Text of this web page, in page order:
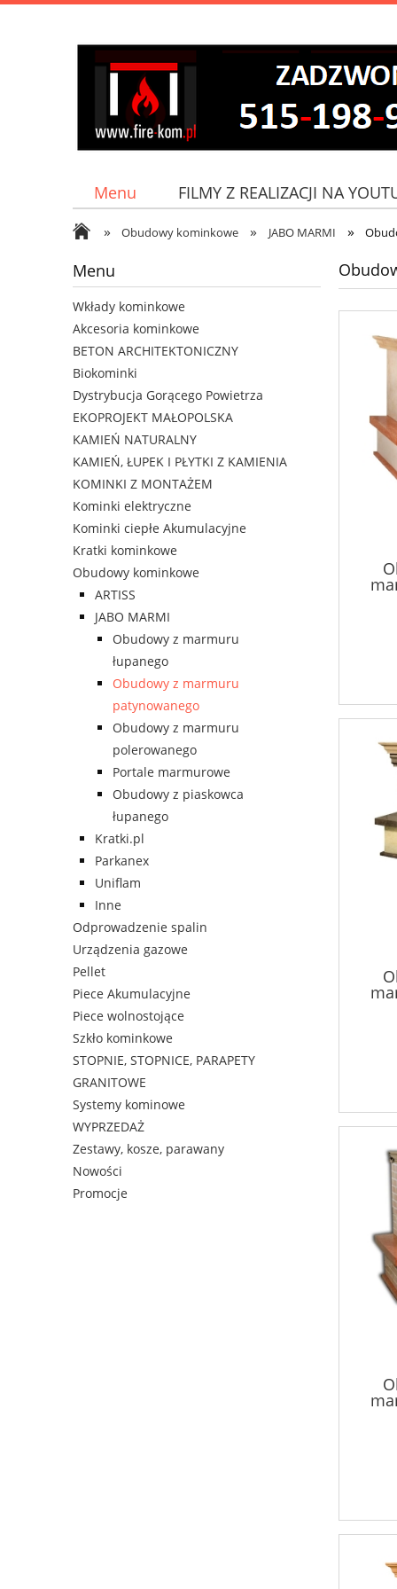
Menu
FILMY Z REALIZACJI NA
Jak do nas dojechać?
» Obudowy kominkowe » JABO MARMI »
Menu
Wkłady kominkowe
Akcesoria kominkowe
BETON ARCHITEKTONICZNY
Biokominki
Dystrybucja Gorącego Powietrza
EKOPROJEKT MAŁOPOLSKA
KAMIEŃ NATURALNY
KAMIEŃ, ŁUPEK I PŁYTKI Z KAMIENIA
KOMINKI Z MONTAŻEM
Kominki elektryczne
Kominki ciepłe Akumulacyjne
Kratki kominkowe
Obudowy kominkowe
ARTISS
JABO MARMI
Obudowy z marmuru
łupanego
Obudowy z marmuru
patynowanego
Obudowy z marmuru
polerowanego
Portale marmurowe
Obudowy z piaskowca
łupanego
Kratki.pl
Parkanex
Uniflam
Inne
Odprowadzenie spalin
Urządzenia gazowe
Pellet
Piece Akumulacyjne
Piece wolnostojące
Szkło kominkowe
STOPNIE, STOPNICE, PARAPETY
GRANITOWE
Systemy kominowe
WYPRZEDAŻ
Zestawy, kosze, parawany
Nowości
Promocje